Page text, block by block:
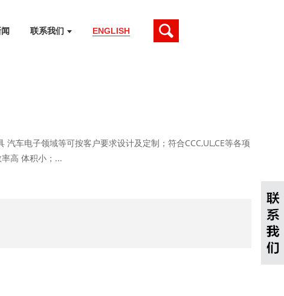
联系我们 ENGLISH
汽车电子领域等可按客户要求设计及定制；符合CCC,UL,CE等各项
高 体积小；...